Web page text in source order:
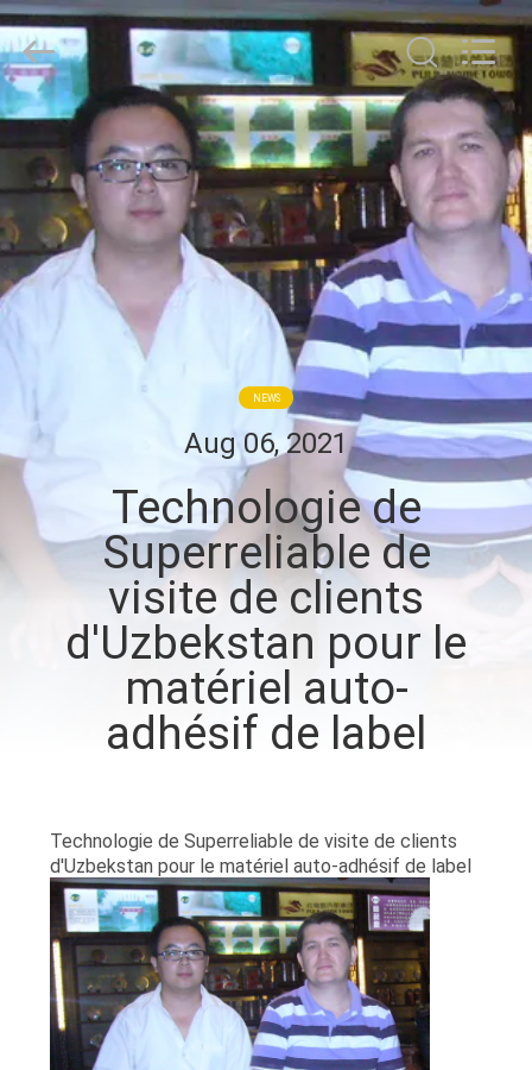
MAISON
PRODUITS
VIDÉOS
DE
NOUS
VISITE
D'USINE
CONTRÔLE
QUALITÉ
CONTACTEZ-
NOUS
NOUVELLES
DEMANDEZ
UNE
WEIFANG
SUPERRELIABLE
TECHNOLOGY
CO,LTD.
All
Rights
Reserved.
NEWS
Aug 06, 2021
Technologie de
Superreliable de
visite de clients
d'Uzbekstan pour le
matériel auto-
adhésif de label
Technologie de Superreliable de visite de clients
d'Uzbekstan pour le matériel auto-adhésif de label